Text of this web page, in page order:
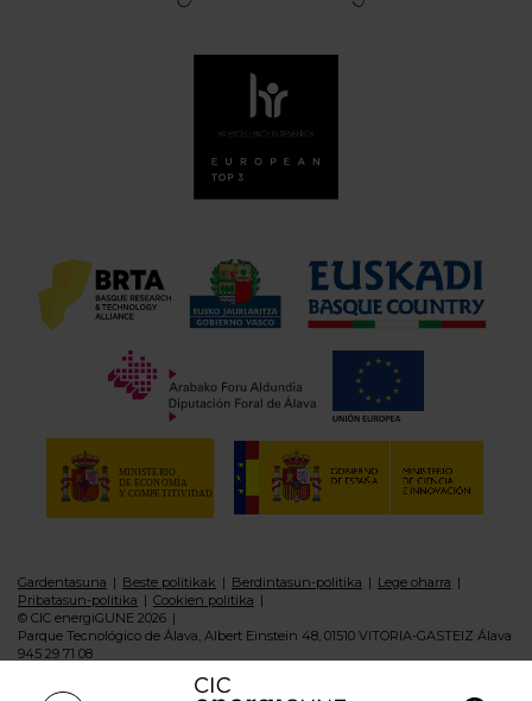
Gardentasuna Beste politikak Berdintasun-politika
Lege oharra
Pribatasun-politika
Cookien politika
© CIC energiGUNE 2026
Parque Tecnológico de Álava, Albert Einstein 48, 01510 VITORIA-GASTEIZ Álava
945 29 71 08